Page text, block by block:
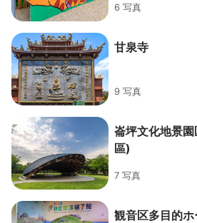
6 写真
甘泉寺
9 写真
崙坪文化地景
區)
7 写真
観音区多目的